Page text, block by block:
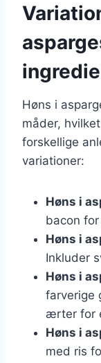
Høns i
måder,
forskellige
variationer:
Høns i
bacon
Høns i
Inkluder
Høns i
farverige
ærter for
Høns i
med ris